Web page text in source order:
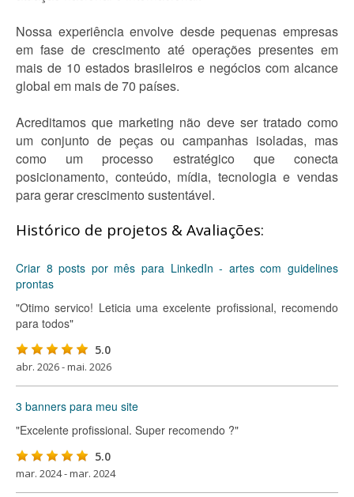
Nossa experiência envolve desde pequenas empresas
em fase de crescimento até operações presentes em
mais de 10 estados brasileiros e negócios com alcance
global em mais de 70 países.
Acreditamos que marketing não deve ser tratado como
um conjunto de peças ou campanhas isoladas, mas
como um processo estratégico que conecta
posicionamento, conteúdo, mídia, tecnologia e vendas
para gerar crescimento sustentável.
Histórico de projetos & Avaliações:
Criar 8 posts por mês para LinkedIn - artes com guidelines
prontas
"Otimo servico! Leticia uma excelente profissional, recomendo
para todos"
5.0
abr. 2026 - mai. 2026
3 banners para meu site
"Excelente profissional. Super recomendo ?"
5.0
mar. 2024 - mar. 2024